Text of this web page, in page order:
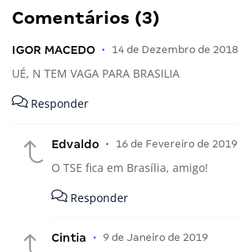
Comentários (3)
IGOR MACEDO • 14 de Dezembro de 2018
UÉ, N TEM VAGA PARA BRASILIA
Responder
Edvaldo • 16 de Fevereiro de 2019
O TSE fica em Brasília, amigo!
Responder
Cintia • 9 de Janeiro de 2019